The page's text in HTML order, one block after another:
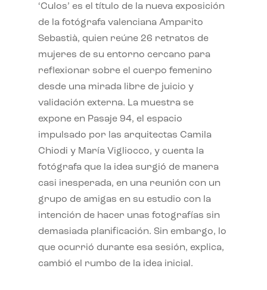
‘Culos’ es el título de la nueva exposición
de la fotógrafa valenciana Amparito
Sebastià, quien reúne 26 retratos de
mujeres de su entorno cercano para
reflexionar sobre el cuerpo femenino
desde una mirada libre de juicio y
validación externa. La muestra se
expone en Pasaje 94, el espacio
impulsado por las arquitectas Camila
Chiodi y María Vigliocco, y cuenta la
fotógrafa que la idea surgió de manera
casi inesperada, en una reunión con un
grupo de amigas en su estudio con la
intención de hacer unas fotografías sin
demasiada planificación. Sin embargo, lo
que ocurrió durante esa sesión, explica,
cambió el rumbo de la idea inicial.